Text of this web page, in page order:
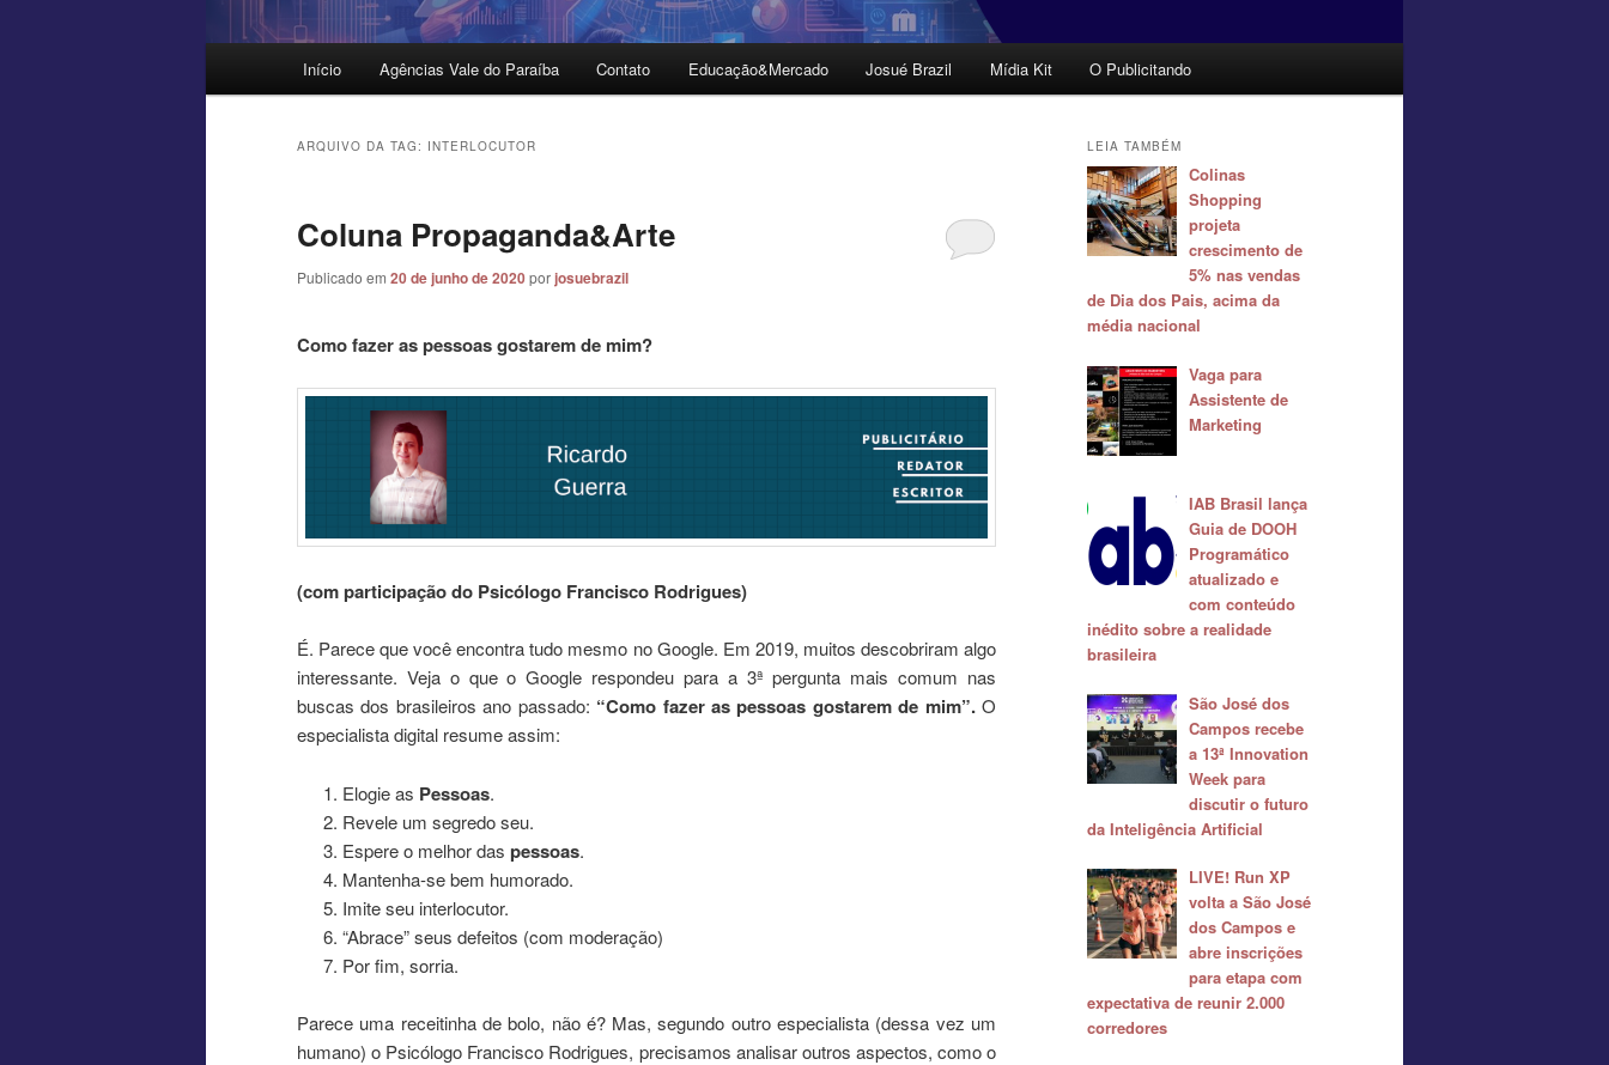
Início Agências Vale do Paraíba Contato Educação&Mercado Josué Brazil Mídia Kit O Publicitando
ARQUIVO DA TAG: INTERLOCUTOR
Coluna Propaganda&Arte
Publicado em 20 de junho de 2020porjosuebrazil
Como fazer as pessoas gostarem de mim?
(com participação do Psicólogo Francisco Rodrigues)
É. Parece que você encontra tudo mesmo no Google. Em 2019, muitos descobriram algo
interessante. Veja o que o Google respondeu para a 3ª pergunta mais comum nas
buscas dos brasileiros ano passado: “Como fazer as pessoas gostarem de mim”.O
especialista digital resume assim:
Elogie as Pessoas.
Revele um segredo seu.
Espere o melhor das pessoas.
Mantenha-se bem humorado.
Imite seu interlocutor.
“Abrace” seus defeitos (com moderação)
Por fim, sorria.
Parece uma receitinha de bolo, não é? Mas, segundo outro especialista (dessa vez um
humano) o Psicólogo Francisco Rodrigues, precisamos analisar outros aspectos, como o
LEIA TAMBÉM
Colinas
Shopping
projeta
crescimento de
5% nas vendas
de Dia dos Pais, acima da
média nacional
Vaga para
Assistente de
Marketing
IAB Brasil lança
Guia de DOOH
Programático
atualizado e
com conteúdo
inédito sobre a realidade
brasileira
São José dos
Campos recebe
a 13ª Innovation
Week para
discutir o futuro
da Inteligência Artificial
LIVE! Run XP
volta a São José
dos Campos e
abre inscrições
para etapa com
expectativa de reunir 2.000
corredores